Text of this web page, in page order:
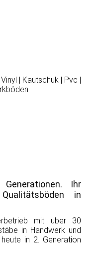
| Kautschuk | Pvc |
Ihr
in
mit über 30
in Handwerk und
in 2. Generation